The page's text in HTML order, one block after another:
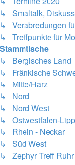
↳ Smaltalk,
↳ Verabredungen
↳ Treffpunkte für
Stammtische
↳ Bergisches Land
↳ Fränkische
↳ Mitte/Harz
↳ Nord
↳ Nord West
↳ Ostwestfalen-
↳ Rhein - Neckar
↳ Süd West
↳ Zephyr Treff Ruhr